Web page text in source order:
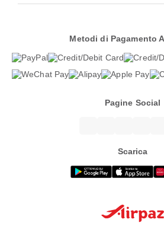
Metodi di Pagamento
Pagine Social
Scarica